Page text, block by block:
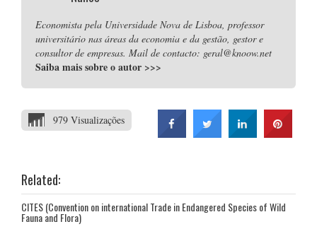
Economista pela Universidade Nova de Lisboa, professor
universitário nas áreas da economia e da gestão, gestor e
consultor de empresas. Mail de contacto: geral@knoow.net
Saiba mais sobre o autor >>>
979 Visualizações
Related:
CITES (Convention on international Trade in Endangered Species of Wild
Fauna and Flora)